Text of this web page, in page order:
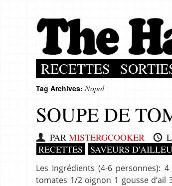
RECETTES
Tag Archives: Nopal
SOUPE DE
PAR MISTERGCOOKER
RECETTES
SAVEURS
Les Ingrédients (4-6 personnes):
tomates 1/2 oignon 1 gousse